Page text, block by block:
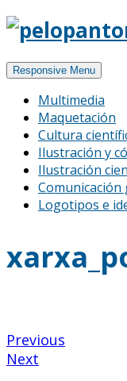
Responsive Menu
Multimedia
Maquetación
Cultura
Ilustración y
Ilustración
Comunicación
Logotipos e
Previous
Next